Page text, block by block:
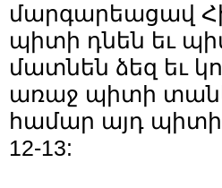
մարգարեացավ
պիտի դնեն եւ
մատնեն ձեզ եւ
առաջ պիտի
համար այդ պիտի
12-13: